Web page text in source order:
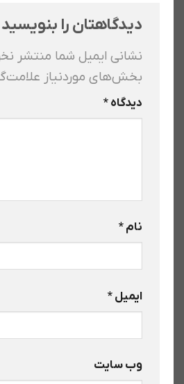
دیدگاهتان را بنویسید
نشانی ایمیل شما منتشر
بخش‌های موردنیاز
دیدگاه*
نام*
ایمیل*
وب‌ سایت